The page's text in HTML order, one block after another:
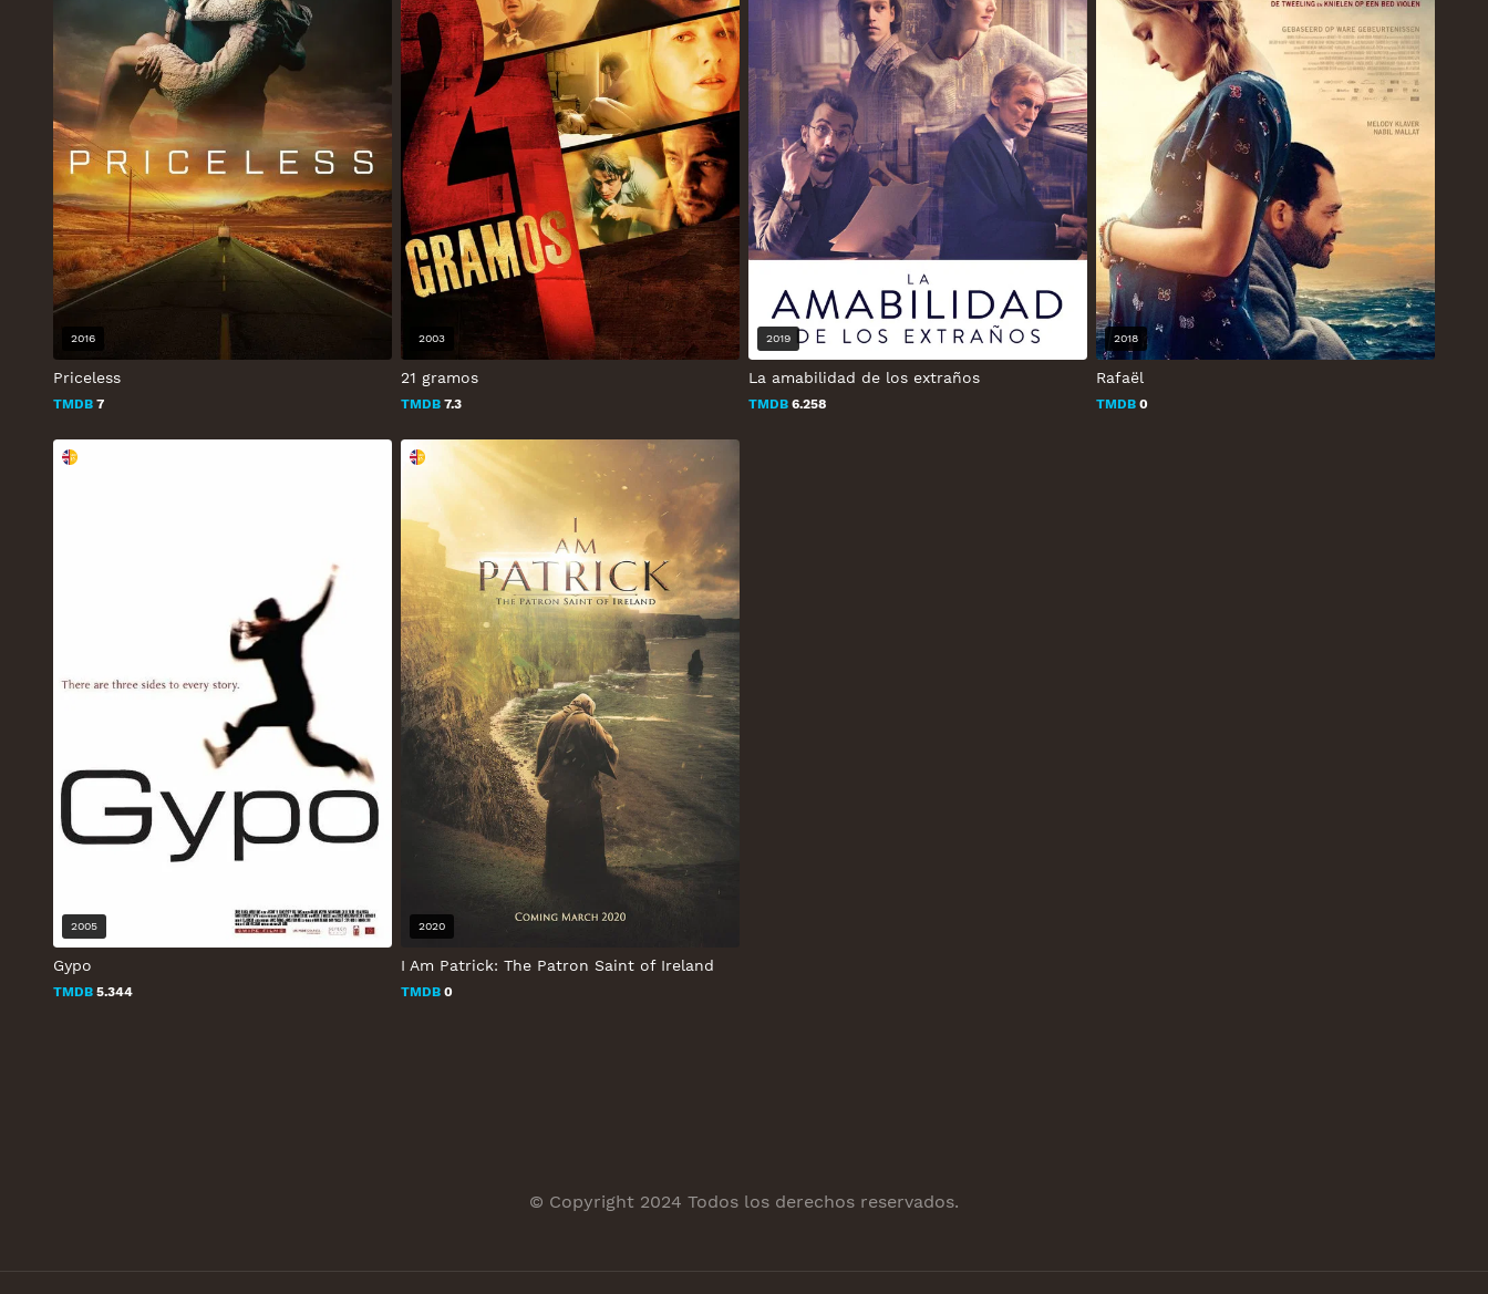
Priceless
TMDB 7
2016
21 gramos
TMDB 7.3
2003
La amabilidad de los extraños
TMDB 6.258
2019
Rafaël
TMDB 0
2018
Gypo
TMDB 5.344
2005
I Am Patrick: The Patron Saint of Ireland
TMDB 0
2020
© Copyright 2024 Todos los derechos reservados.